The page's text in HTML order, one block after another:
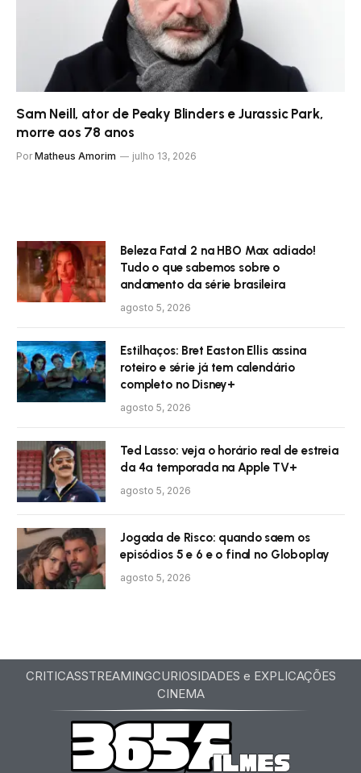
Sam Neill, ator de Peaky Blinders e Jurassic Park,
morre aos 78 anos
Por Matheus Amorim julho 13, 2026
Beleza Fatal 2 na HBO Max adiado!
Tudo o que sabemos sobre o
andamento da série brasileira
agosto 5, 2026
Estilhaços: Bret Easton Ellis assina
roteiro e série já tem calendário
completo no Disney+
agosto 5, 2026
Ted Lasso: veja o horário real de estreia
da 4ª temporada na Apple TV+
agosto 5, 2026
Jogada de Risco: quando saem os
episódios 5 e 6 e o final no Globoplay
agosto 5, 2026
CRITICASSTREAMINGCURIOSIDADES e EXPLICAÇÕES
CINEMA